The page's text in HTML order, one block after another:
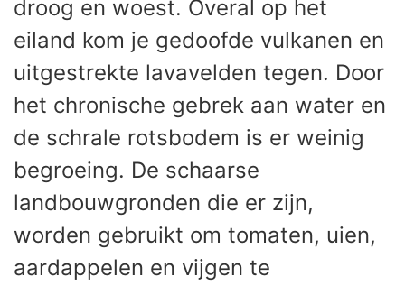
droog en woest. Overal op het
eiland kom je gedoofde vulkanen en
uitgestrekte lavavelden tegen. Door
het chronische gebrek aan water en
de schrale rotsbodem is er weinig
begroeing. De schaarse
landbouwgronden die er zijn,
worden gebruikt om tomaten, uien,
aardappelen en vijgen te